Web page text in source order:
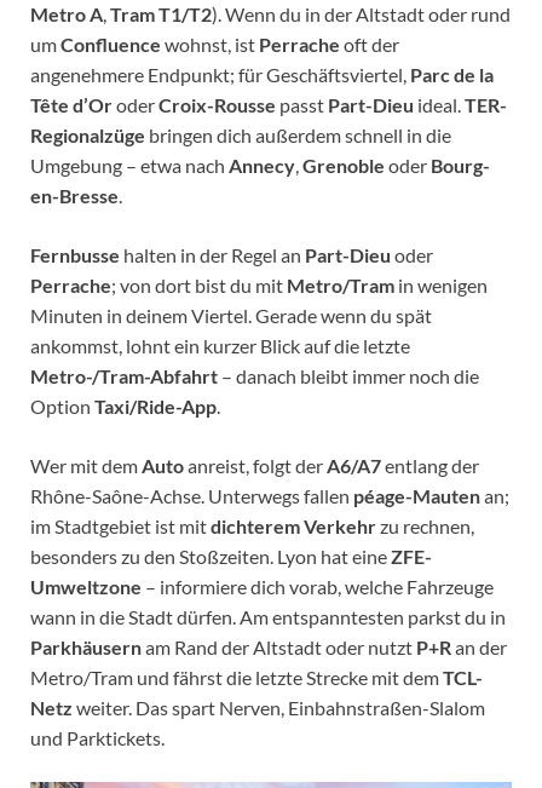
Metro A Tram T1/T2). Wenn du in der Altstadt oder rund
umConfluence wohnst, ist Perrache oft der
angenehmere Endpunkt; für Geschäftsviertel, Parc de la
Tête d’OroderCroix-Rousse passt Part-Dieu ideal. TER-
Regionalzüge bringen dich außerdem schnell in die
Umgebung – etwa nach Annecy Grenoble oder Bourg-
en-Bresse
Fernbusse halten in der Regel an Part-Dieu oder
Perrache; von dort bist du mit Metro/Tram in wenigen
Minuten in deinem Viertel. Gerade wenn du spät
ankommst, lohnt ein kurzer Blick auf die letzte
Metro-/Tram-Abfahrt – danach bleibt immer noch die
Option Taxi/Ride-App
Wer mit dem Autoanreist, folgt der A6/A7entlang der
Rhône-Saône-Achse. Unterwegs fallen péage-Mautenan;
im Stadtgebiet ist mitdichterem Verkehrzu rechnen,
besonders zu den Stoßzeiten. Lyon hat eineZFE-
Umweltzone – informiere dich vorab, welche Fahrzeuge
wann in die Stadt dürfen. Am entspanntesten parkst du in
Parkhäusernam Rand der Altstadt oder nutzt P+Ran der
Metro/Tram und fährst die letzte Strecke mit demTCL-
Netz weiter. Das spart Nerven, Einbahnstraßen-Slalom
und Parktickets.